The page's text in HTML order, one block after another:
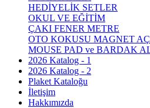
HEDİYELİK SETLER
OKUL VE EĞİTİM
ÇAKI FENER METRE
OTO KOKUSU MAGNET
MOUSE PAD ve BARDAK
2026 Katalog - 1
2026 Katalog - 2
Plaket Kataloğu
İletişim
Hakkımızda